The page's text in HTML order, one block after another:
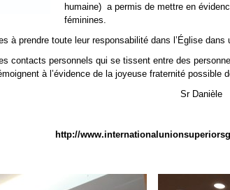
humaine) a permis de mettre en
féminines.
à prendre toute leur responsabilité dans l’Église
contacts personnels qui se tissent entre des
à l’évidence de la joyeuse fraternité possible
Sr Danièle
http://